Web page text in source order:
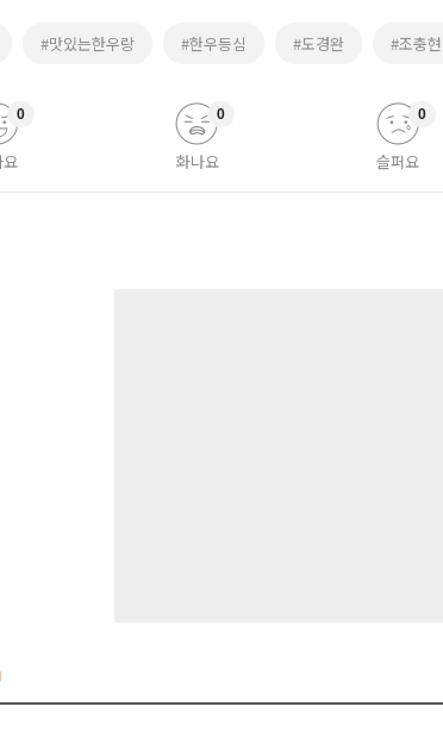
#맛있는한우랑 #한우등심 #도경완 #조충현
0
화나요
0
슬퍼요
0